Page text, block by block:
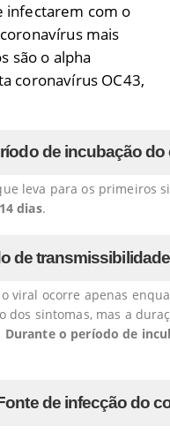
infectarem com o
mais
são o alpha
coronavírus OC43,
de incubação
leva para os primeiros
dias.
de
viral ocorre apenas
dos sintomas, mas a
Durante o período de
de infecção do